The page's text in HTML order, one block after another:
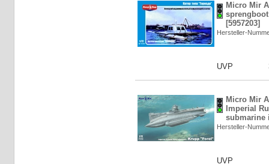
Micro Mir
[5957203]
Hersteller-
UVP
Micro Mir
Imperial
submarine
Hersteller-
UVP